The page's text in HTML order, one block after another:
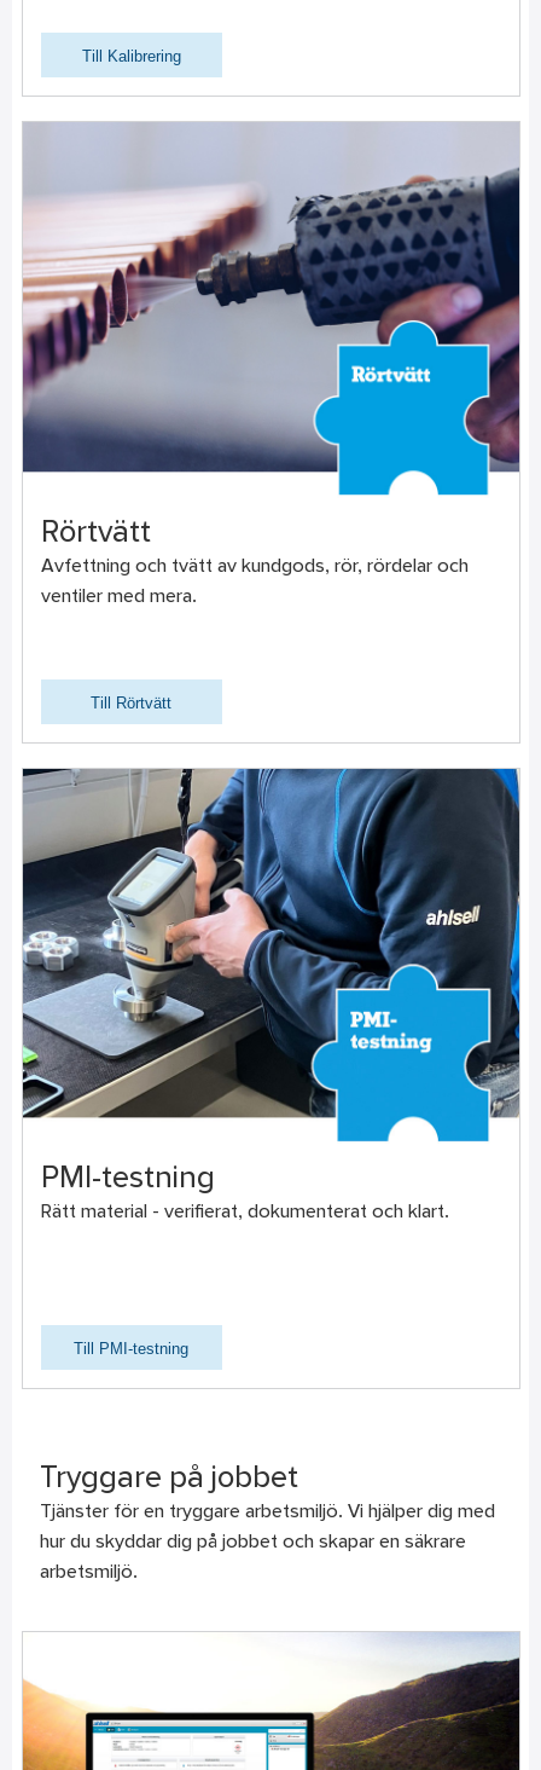
Till Kalibrering
Rörtvätt
Avfettning och tvätt av kundgods, rör, rördelar och
ventiler med mera.
Till Rörtvätt
PMI-testning
Rätt material - verifierat, dokumenterat och klart.
Till PMI-testning
Tryggare på jobbet
Tjänster för en tryggare arbetsmiljö. Vi hjälper dig med
hur du skyddar dig på jobbet och skapar en säkrare
arbetsmiljö.